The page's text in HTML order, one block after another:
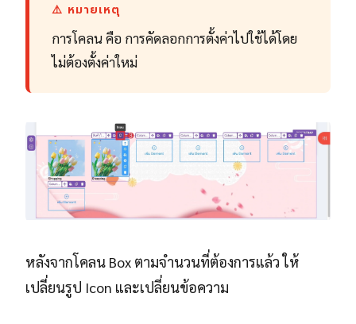
⚠️ หมายเหตุ
การโคลน คือ การคัดลอกการตั้งค่าไปใช้ได้โดย
ไม่ต้องตั้งค่าใหม่
หลังจากโคลน Box ตามจำนวนที่ต้องการแล้ว ให้
เปลี่ยนรูป Icon และเปลี่ยนข้อความ